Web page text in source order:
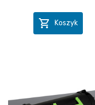
 Koszyk